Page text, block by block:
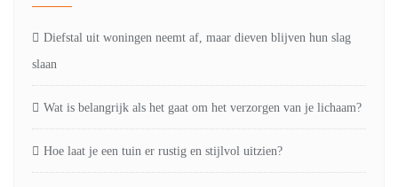
Diefstal uit woningen neemt af, maar dieven blijven hun slag
slaan
Wat is belangrijk als het gaat om het verzorgen van je lichaam?
Hoe laat je een tuin er rustig en stijlvol uitzien?